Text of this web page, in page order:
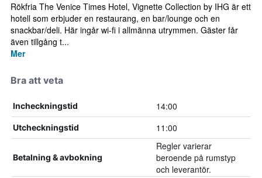
Rökfria The Venice Times Hotel, Vignette Collection by IHG är ett
hotell som erbjuder en restaurang, en bar/lounge och en
snackbar/deli. Här ingår wi-fi i allmänna utrymmen. Gäster får
även tillgång t...
Mer
Bra att veta
Incheckningstid 14:00
Utcheckningstid 11:00
Betalning & avbokning
Regler varierar
beroende på rumstyp
och leverantör.